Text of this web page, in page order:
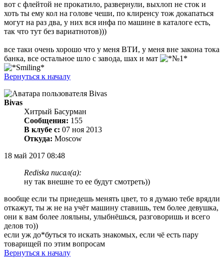
вот с флейтой не прокатило, развернули, выхлоп не сток и
хоть ты ему кол на голове чеши, по клиренсу тож докапаться
могут на раз два, у них вся инфа по машине в каталоге есть,
так что тут без вариатнотов)))
все таки очень хорошо что у меня ВТИ, у меня вне закона тока
банка, все остальное шло с завода, шах и мат
Вернуться к началу
Bivas
Хитрый Басурман
Сообщения: 155
В клубе с: 07 ноя 2013
Откуда: Moscow
18 май 2017 08:48
Rediska писал(а):
ну так внешне то ее будут смотреть))
вообще если ты приедешь менять цвет, то я думаю тебе врядли
откажут, ты ж не на учёт машину ставишь, тем более девушка,
они к вам более лояльны, улыбнёшься, разговоришь и всего
делов то))
если уж до*буться то искать знакомых, если чё есть пару
товарищей по этим вопросам
Вернуться к началу